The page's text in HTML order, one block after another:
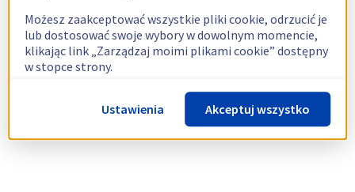
Możesz zaakceptować wszystkie pliki cookie, odrzucić je
lub dostosować swoje wybory w dowolnym momencie,
klikając link „Zarządzaj moimi plikami cookie” dostępny
w stopce strony.
Więcej informacji znajdziesz w naszejpolityce
dotyczącej wykorzystywania plików cookie.
Ustawienia Akceptuj wszystko